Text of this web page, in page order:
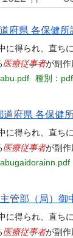
府県 各保健
に得られ、直
医療従事者が副作
種別：pdf
府県 各保健
に得られ、直
医療従事者が副作
管部（局）御
に得られ、直
医療従事者が副作